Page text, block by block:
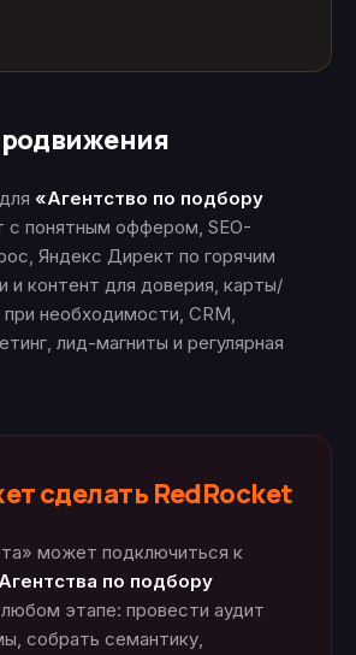
«Агентство по подбору
с понятным оффером, SEO-
Яндекс Директ по горячим
и контент для доверия, карты/
необходимости, CRM,
лид-магниты и регулярная
сделать RedRocket
может подключиться к
Агентства по подбору
этапе: провести аудит
собрать семантику,